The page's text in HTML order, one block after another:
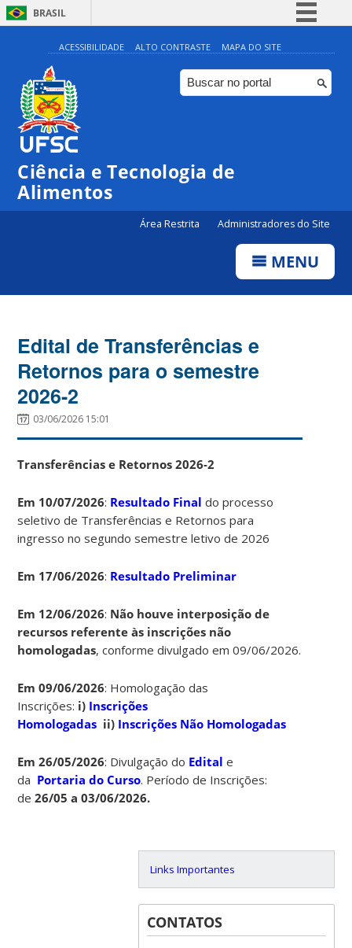
BRASIL
Simplifique!
Comunica BR
Participe
Canais
ACESSIBILIDADE ALTO CONTRASTE MAPA DO SITE
Ciência e Tecnologia de
Alimentos
Área Restrita Administradores do Site
MENU
Edital de Transferências e
Retornos para o semestre
2026-2
03/06/2026 15:01
Transferências e Retornos 2026-2
Em 10/07/2026: Resultado Final do processo
seletivo de Transferências e Retornos para
ingresso no segundo semestre letivo de 2026
Em 17/06/2026: Resultado Preliminar
Em 12/06/2026: Não houve interposição de
recursos referente às inscrições não
homologadas, conforme divulgado em 09/06/2026.
Em 09/06/2026: Homologação das
Inscrições: i) Inscrições
Homologadas ii) Inscrições Não Homologadas
Em 26/05/2026: Divulgação do Edital e
da Portaria do Curso. Período de Inscrições:
de26/05 a 03/06/2026.
Links Importantes
CONTATOS